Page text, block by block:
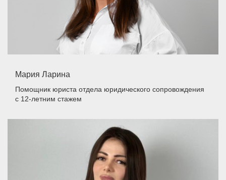
Мария Ларина
Помощник юриста отдела юридического сопровождения
с 12-летним стажем